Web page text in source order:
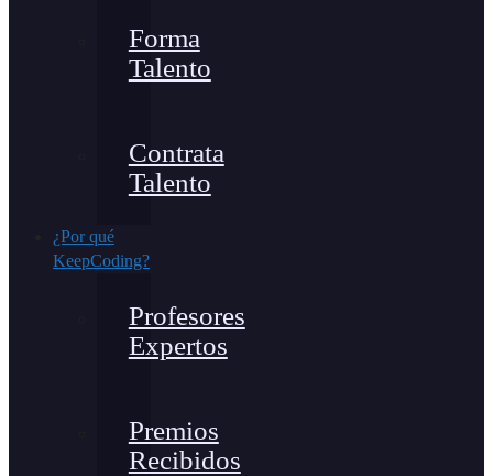
Forma
Talento
Contrata
Talento
¿Por qué
KeepCoding?
Profesores
Expertos
Premios
Recibidos